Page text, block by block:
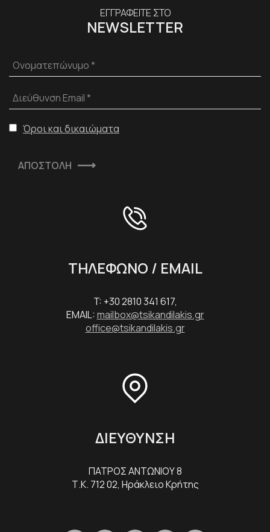
ΕΓΓΡΑΦΕΙΤΕ ΣΤΟ
NEWSLETTER
Ονοματεπώνυμο *
Διεύθυνση Email *
Όροι και δικαιώματα
ΑΠΟΣΤΟΛΗ
ΤΗΛΕΦΩΝΟ / EMAIL
T: +30 2810 341 617,
EMAIL:mailbox@tsikandilakis.gr
office@tsikandilakis.gr
ΔΙΕΥΘΥΝΣΗ
ΠΑΤΡΟΣ ΑΝΤΩΝΙΟΥ 8
Τ.Κ. 712 02, Ηράκλειο Κρήτης